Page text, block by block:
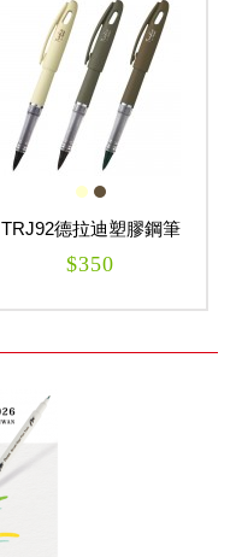
TRJ92德拉迪塑膠鋼筆
Tradio
$350